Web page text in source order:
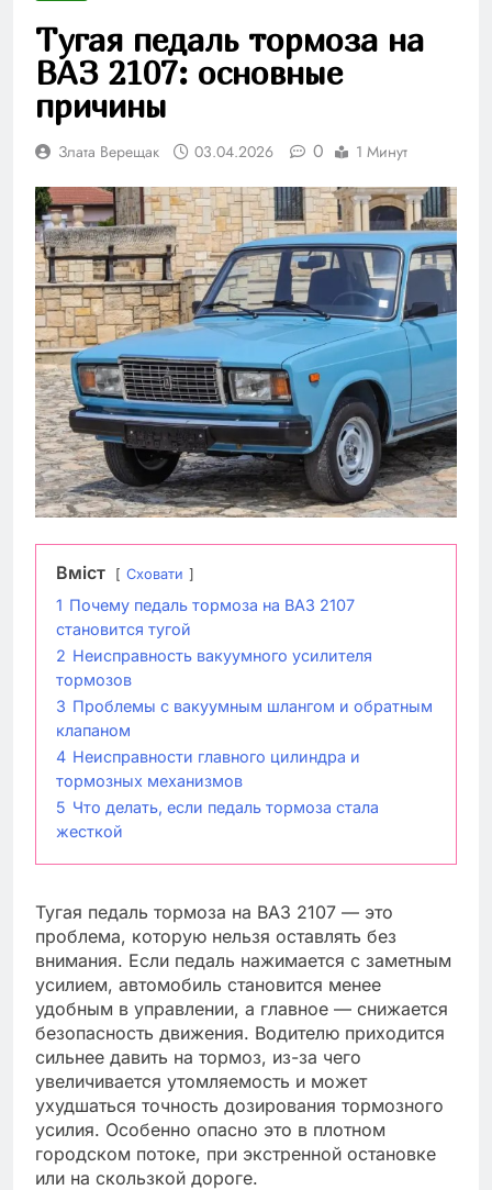
Тугая педаль тормоза на
ВАЗ 2107: основные
причины
Злата Верещак 03.04.2026 0 1 Минут
Вміст Сховати
1 Почему педаль тормоза на ВАЗ 2107
становится тугой
2 Неисправность вакуумного усилителя
тормозов
3 Проблемы с вакуумным шлангом и обратным
клапаном
4 Неисправности главного цилиндра и
тормозных механизмов
5 Что делать, если педаль тормоза стала
жесткой
Тугая педаль тормоза на ВАЗ 2107 — это
проблема, которую нельзя оставлять без
внимания. Если педаль нажимается с заметным
усилием, автомобиль становится менее
удобным в управлении, а главное — снижается
безопасность движения. Водителю приходится
сильнее давить на тормоз, из-за чего
увеличивается утомляемость и может
ухудшаться точность дозирования тормозного
усилия. Особенно опасно это в плотном
городском потоке, при экстренной остановке
или на скользкой дороге.